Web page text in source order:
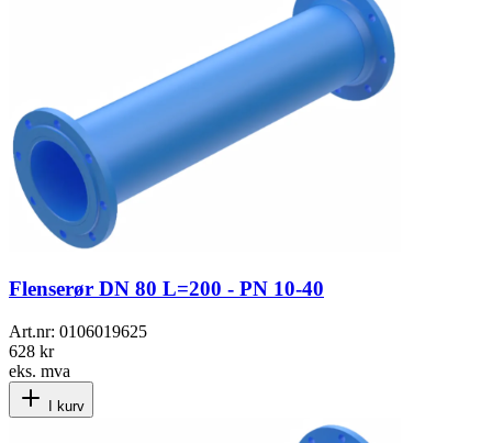
Flenserør DN 80 L=200 - PN 10-40
Art.nr: 0106019625
628 kr
eks. mva
I kurv